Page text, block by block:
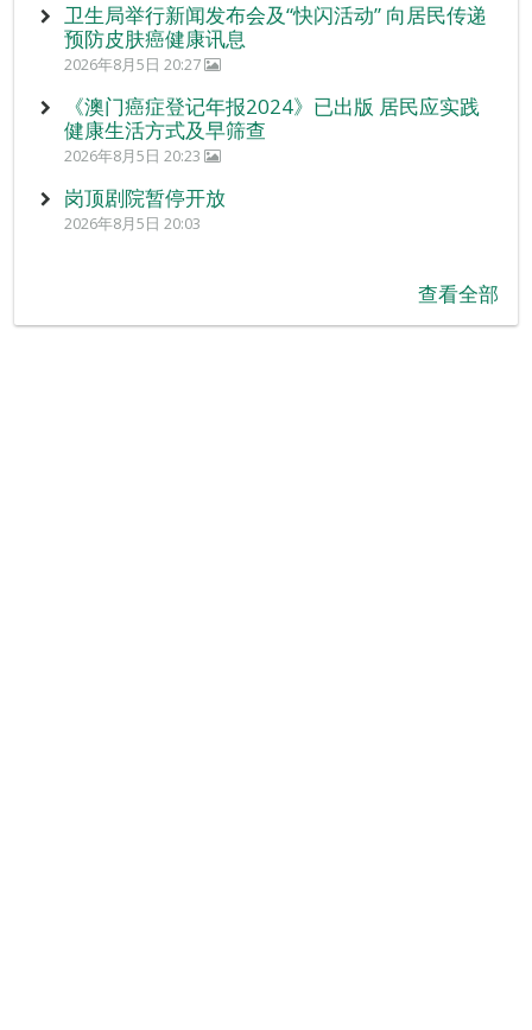
卫生局举行新闻发布会及“快闪活动” 向居民传递
预防皮肤癌健康讯息
2026年8月5日 20:27
《澳门癌症登记年报2024》已出版 居民应实践
健康生活方式及早筛查
2026年8月5日 20:23
岗顶剧院暂停开放
2026年8月5日 20:03
查看全部